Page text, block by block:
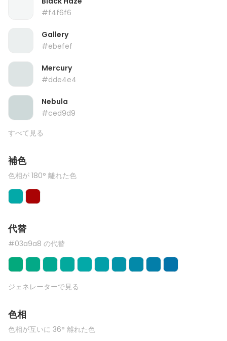
#f4f6f6
Gallery
#ebefef
Mercury
#dde4e4
Nebula
#ced9d9
すべて見る
補色
色相が 180° 離れた色
代替
#03a9a8 の代替
ジェネレーターで見る
色相
色相が互いに 36° 離れた色